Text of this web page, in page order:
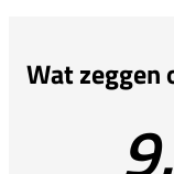
Wat zeggen